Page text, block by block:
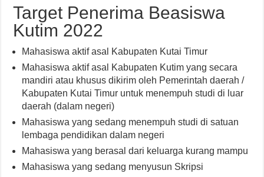
Target Penerima Beasiswa
Kutim 2022
Mahasiswa aktif asal Kabupaten Kutai Timur
Mahasiswa aktif asal Kabupaten Kutim yang secara
mandiri atau khusus dikirim oleh Pemerintah daerah /
Kabupaten Kutai Timur untuk menempuh studi di luar
daerah (dalam negeri)
Mahasiswa yang sedang menempuh studi di satuan
lembaga pendidikan dalam negeri
Mahasiswa yang berasal dari keluarga kurang mampu
Mahasiswa yang sedang menyusun Skripsi